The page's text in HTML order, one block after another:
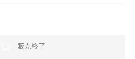
販売終了